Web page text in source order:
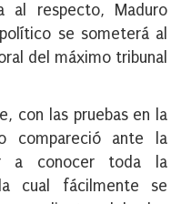
al respecto, Maduro
se someterá al
del máximo tribunal
con las pruebas en la
compareció ante la
a conocer toda la
cual fácilmente se